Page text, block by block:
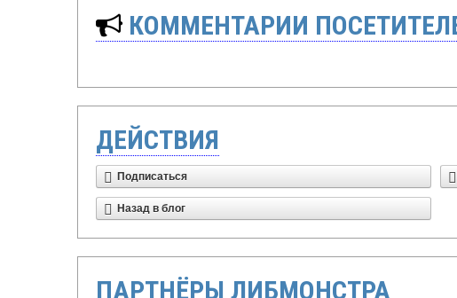
КОММЕНТАРИИ
ДЕЙСТВИЯ
Подписаться
Назад в блог
ПАРТНЁРЫ ЛИБМОНСТРА